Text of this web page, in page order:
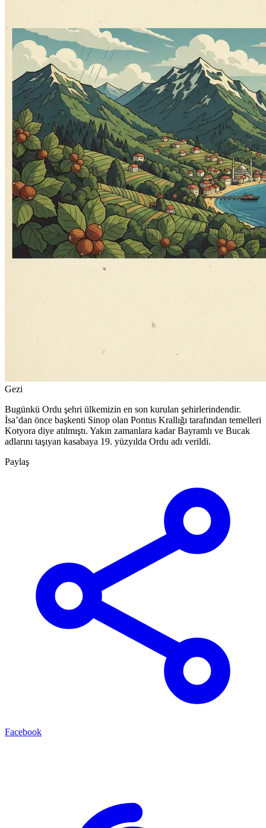
Gezi
Bugünkü Ordu şehri ülkemizin en son kurulan şehirlerindendir.
İsa’dan önce başkenti Sinop olan Pontus Krallığı tarafından temelleri
Kotyora diye atılmıştı. Yakın zamanlara kadar Bayramlı ve Bucak
adlarını taşıyan kasabaya 19. yüzyılda Ordu adı verildi.
Paylaş
Facebook